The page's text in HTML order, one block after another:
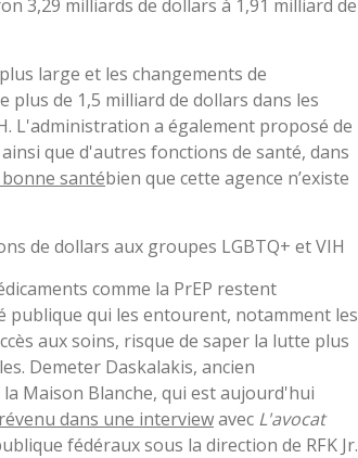
3,29 milliards de dollars à 1,91 milliard de
large et les changements de
de 1,5 milliard de dollars dans les
L'administration a également proposé de
que d'autres fonctions de santé, dans
santébien que cette agence n’existe
de dollars aux groupes LGBTQ+ et VIH
comme la PrEP restent
publique qui les entourent, notamment les
aux soins, risque de saper la lutte plus
Demeter Daskalakis, ancien
Maison Blanche, qui est aujourd'hui
dans une interviewavec L'avocat
fédéraux sous la direction de RFK Jr.